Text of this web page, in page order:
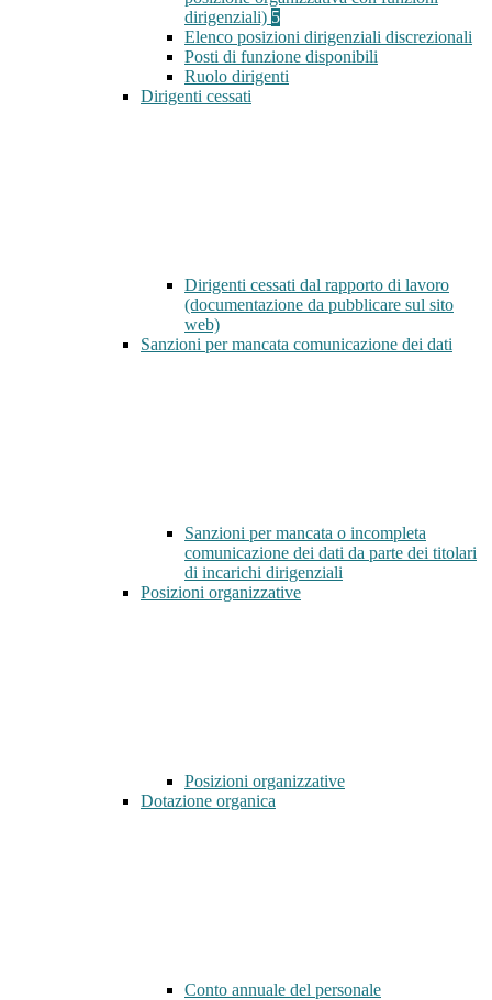
dirigenziali) 5
Elenco posizioni dirigenziali discrezionali
Posti di funzione disponibili
Ruolo dirigenti
Dirigenti cessati
Dirigenti cessati dal rapporto di lavoro
(documentazione da pubblicare sul sito
web)
Sanzioni per mancata comunicazione dei dati
Sanzioni per mancata o incompleta
comunicazione dei dati da parte dei titolari
di incarichi dirigenziali
Posizioni organizzative
Posizioni organizzative
Dotazione organica
Conto annuale del personale